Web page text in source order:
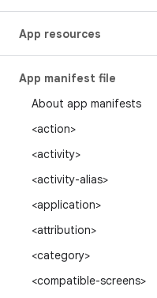
App resources
App manifest file
About app manifests
<action>
<activity>
<activity-alias>
<application>
<attribution>
<category>
<compatible-screens>